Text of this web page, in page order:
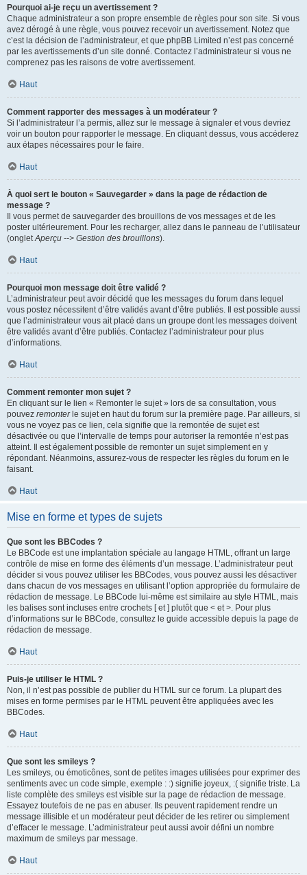
Pourquoi ai-je reçu un avertissement ?
Chaque administrateur a son propre ensemble de règles pour son site. Si vous
avez dérogé à une règle, vous pouvez recevoir un avertissement. Notez que
c’est la décision de l’administrateur, et que phpBB Limited n’est pas concerné
par les avertissements d’un site donné. Contactez l’administrateur si vous ne
comprenez pas les raisons de votre avertissement.
Haut
Comment rapporter des messages à un modérateur ?
Si l’administrateur l’a permis, allez sur le message à signaler et vous devriez
voir un bouton pour rapporter le message. En cliquant dessus, vous accéderez
aux étapes nécessaires pour le faire.
Haut
À quoi sert le bouton « Sauvegarder » dans la page de rédaction de
message ?
Il vous permet de sauvegarder des brouillons de vos messages et de les
poster ultérieurement. Pour les recharger, allez dans le panneau de l’utilisateur
(ongletAperçu --> Gestion des brouillons).
Haut
Pourquoi mon message doit être validé ?
L’administrateur peut avoir décidé que les messages du forum dans lequel
vous postez nécessitent d’être validés avant d’être publiés. Il est possible aussi
que l’administrateur vous ait placé dans un groupe dont les messages doivent
être validés avant d’être publiés. Contactez l’administrateur pour plus
d’informations.
Haut
Comment remonter mon sujet ?
En cliquant sur le lien « Remonter le sujet » lors de sa consultation, vous
pouvez remonterle sujet en haut du forum sur la première page. Par ailleurs, si
vous ne voyez pas ce lien, cela signifie que la remontée de sujet est
désactivée ou que l’intervalle de temps pour autoriser la remontée n’est pas
atteint. Il est également possible de remonter un sujet simplement en y
répondant. Néanmoins, assurez-vous de respecter les règles du forum en le
faisant.
Haut
Mise en forme et types de sujets
Que sont les BBCodes ?
Le BBCode est une implantation spéciale au langage HTML, offrant un large
contrôle de mise en forme des éléments d’un message. L’administrateur peut
décider si vous pouvez utiliser les BBCodes, vous pouvez aussi les désactiver
dans chacun de vos messages en utilisant l’option appropriée du formulaire de
rédaction de message. Le BBCode lui-même est similaire au style HTML, mais
les balises sont incluses entre crochets [ et ] plutôt que < et >. Pour plus
d’informations sur le BBCode, consultez le guide accessible depuis la page de
rédaction de message.
Haut
Puis-je utiliser le HTML ?
Non, il n’est pas possible de publier du HTML sur ce forum. La plupart des
mises en forme permises par le HTML peuvent être appliquées avec les
BBCodes.
Haut
Que sont les smileys ?
Les smileys, ou émoticônes, sont de petites images utilisées pour exprimer des
sentiments avec un code simple, exemple : :) signifie joyeux, :( signifie triste. La
liste complète des smileys est visible sur la page de rédaction de message.
Essayez toutefois de ne pas en abuser. Ils peuvent rapidement rendre un
message illisible et un modérateur peut décider de les retirer ou simplement
d’effacer le message. L’administrateur peut aussi avoir défini un nombre
maximum de smileys par message.
Haut